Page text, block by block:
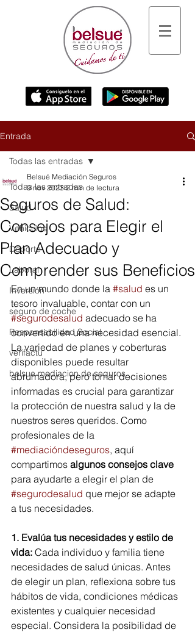
Entrada
Todas las entradas
Salud
Vehículos
Deporte
Laboral
Inversión
seguro de coche
Responsabilidad Social
verifactu
belsue mediacion de seguros
Todas las entradas
Seguros de Salud:
Consejos para Elegir el
Plan Adecuado y
Comprender sus Beneficios
Belsué Mediación Seguros
9 nov 2023 2 min de lectura
En un mundo donde la #salud es un
tesoro invaluable, contar con un
#segurodesalud adecuado se ha
convertido en una necesidad esencial.
La variedad de planes y coberturas
disponibles puede resultar
abrumadora, pero tomar decisiones
informadas es crucial para garantizar
la protección de nuestra salud y la de
nuestros seres queridos. Como
profesionales de la
#mediacióndeseguros, aquí
compartimos algunos consejos clave
para ayudarte a elegir el plan de
#segurodesalud que mejor se adapte
a tus necesidades.
1. Evalúa tus necesidades y estilo de
vida: Cada individuo y familia tiene
necesidades de salud únicas. Antes
de elegir un plan, reflexiona sobre tus
hábitos de vida, condiciones médicas
existentes y cualquier necesidad
especial. Considera la posibilidad de